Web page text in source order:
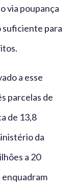
via poupança
suficiente para
a esse
parcelas de
de 13,8
da
a 20
enquadram